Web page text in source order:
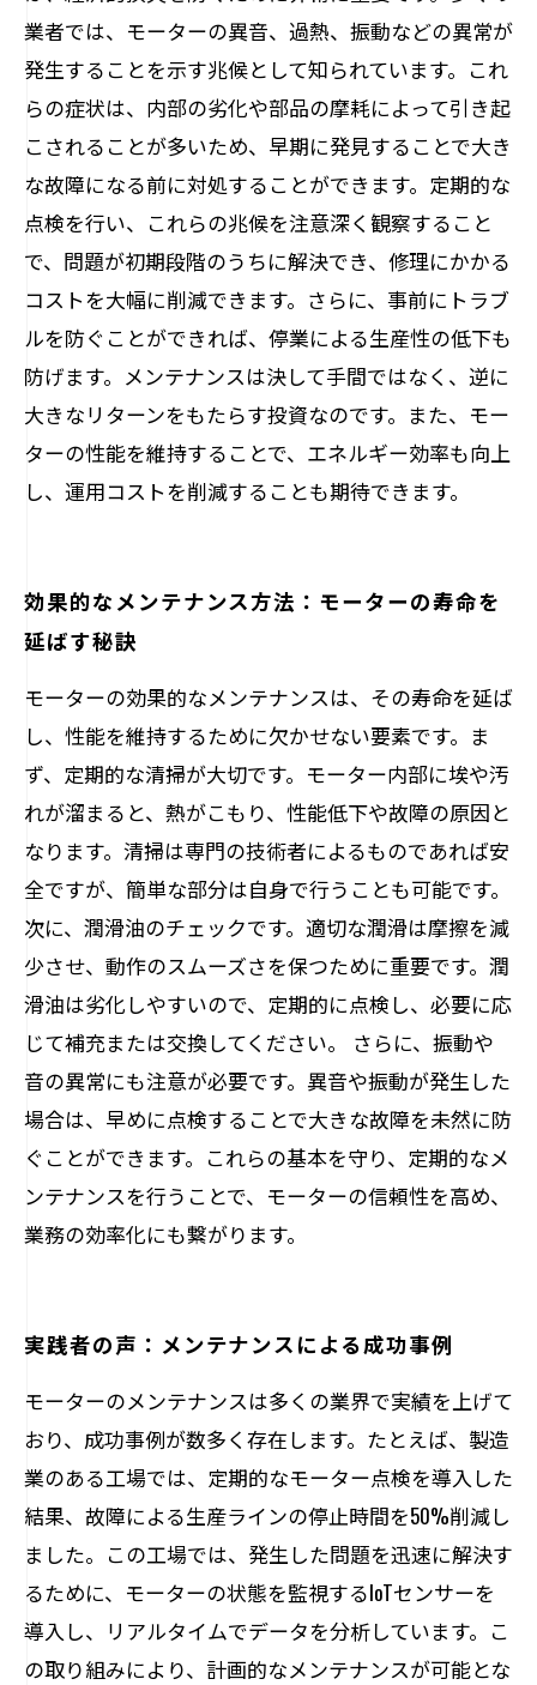
業者では、モーターの異音、過熱、振動などの異常が
発生することを示す兆候として知られています。これ
らの症状は、内部の劣化や部品の摩耗によって引き起
こされることが多いため、早期に発見することで大き
な故障になる前に対処することができます。定期的な
点検を行い、これらの兆候を注意深く観察すること
で、問題が初期段階のうちに解決でき、修理にかかる
コストを大幅に削減できます。さらに、事前にトラブ
ルを防ぐことができれば、停業による生産性の低下も
防げます。メンテナンスは決して手間ではなく、逆に
大きなリターンをもたらす投資なのです。また、モー
ターの性能を維持することで、エネルギー効率も向上
し、運用コストを削減することも期待できます。
効果的なメンテナンス方法：モーターの寿命を
延ばす秘訣
モーターの効果的なメンテナンスは、その寿命を延ば
し、性能を維持するために欠かせない要素です。ま
ず、定期的な清掃が大切です。モーター内部に埃や汚
れが溜まると、熱がこもり、性能低下や故障の原因と
なります。清掃は専門の技術者によるものであれば安
全ですが、簡単な部分は自身で行うことも可能です。
次に、潤滑油のチェックです。適切な潤滑は摩擦を減
少させ、動作のスムーズさを保つために重要です。潤
滑油は劣化しやすいので、定期的に点検し、必要に応
じて補充または交換してください。 さらに、振動や
音の異常にも注意が必要です。異音や振動が発生した
場合は、早めに点検することで大きな故障を未然に防
ぐことができます。これらの基本を守り、定期的なメ
ンテナンスを行うことで、モーターの信頼性を高め、
業務の効率化にも繋がります。
実践者の声：メンテナンスによる成功事例
モーターのメンテナンスは多くの業界で実績を上げて
おり、成功事例が数多く存在します。たとえば、製造
業のある工場では、定期的なモーター点検を導入した
結果、故障による生産ラインの停止時間を50%削減し
ました。この工場では、発生した問題を迅速に解決す
るために、モーターの状態を監視するIoTセンサーを
導入し、リアルタイムでデータを分析しています。こ
の取り組みにより、計画的なメンテナンスが可能とな